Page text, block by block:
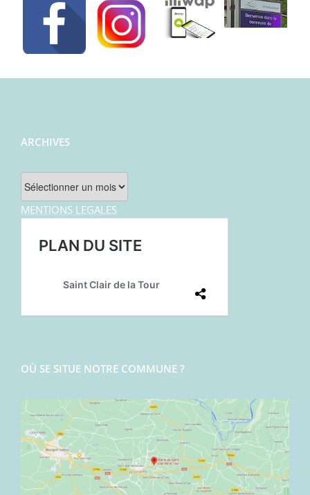
ARCHIVES
MENTIONS LEGALES
OÙ SE SITUE NOTRE COMMUNE ?